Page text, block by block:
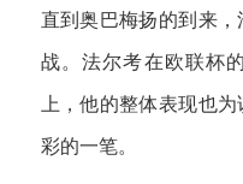
直到奥巴梅扬的到来
战。法尔考在欧联杯
上，他的整体表现也
彩的一笔。